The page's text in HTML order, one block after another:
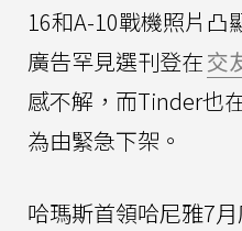
16和A-10戰機照片凸
廣告罕見選刊登在交
感不解，而Tinder也
為由緊急下架。
哈瑪斯首領哈尼雅7